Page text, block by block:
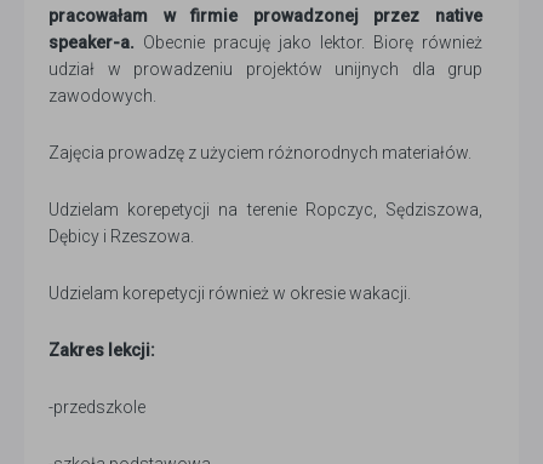
pracowałam w firmie prowadzonej przez native
speaker-a. Obecnie pracuję jako lektor. Biorę również
udział w prowadzeniu projektów unijnych dla grup
zawodowych.
Zajęcia prowadzę z użyciem różnorodnych materiałów.
Udzielam korepetycji na terenie Ropczyc, Sędziszowa,
Dębicy i Rzeszowa.
Udzielam korepetycji również w okresie wakacji.
Zakres lekcji:
-przedszkole